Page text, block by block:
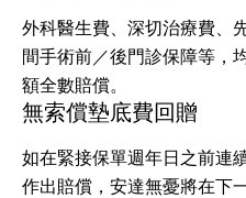
外科醫生費、深切治療費、
間手術前／後門診保障等，
額全數賠償。
無索償墊底費回贈
如在緊接保單週年日之前連
作出賠償，安達無憂將在下